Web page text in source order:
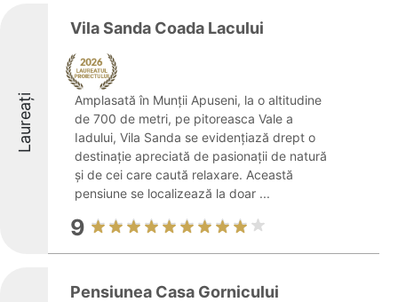
Laureați
Vila Sanda Coada Lacului
Amplasată în Munții Apuseni, la o altitudine
de 700 de metri, pe pitoreasca Vale a
Iadului, Vila Sanda se evidențiază drept o
destinație apreciată de pasionații de natură
și de cei care caută relaxare. Această
pensiune se localizează la doar ...
9
Pensiunea Casa Gornicului